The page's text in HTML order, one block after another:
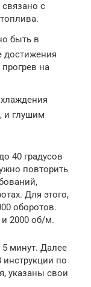
с
быть в
достижения
на
и глушим
40 градусов
повторить
Для этого,
оборотов.
2000 об/м.
минут. Далее
инструкции по
указаны свои